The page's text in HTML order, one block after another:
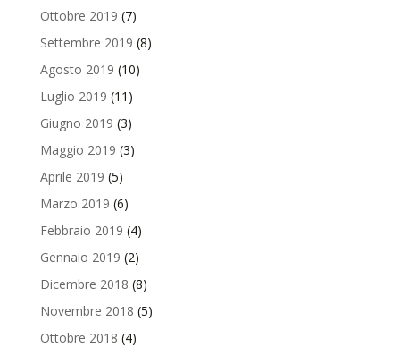
Ottobre 2019 (7)
Settembre 2019 (8)
Agosto 2019 (10)
Luglio 2019 (11)
Giugno 2019 (3)
Maggio 2019 (3)
Aprile 2019 (5)
Marzo 2019 (6)
Febbraio 2019 (4)
Gennaio 2019 (2)
Dicembre 2018 (8)
Novembre 2018 (5)
Ottobre 2018 (4)